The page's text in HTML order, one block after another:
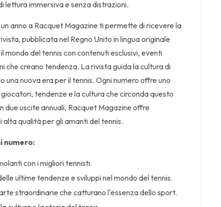
lettura immersiva e senza distrazioni.
anno a Racquet Magazine ti permette di ricevere la
pubblicata nel Regno Unito in lingua originale
mondo del tennis con contenuti esclusivi, eventi
che creano tendenza. La rivista guida la cultura di
una nuova era per il tennis. Ogni numero offre uno
tendenze e la cultura che circonda questo
due uscite annuali, Racquet Magazine offre
alta qualità per gli amanti del tennis.
numero:
con i migliori tennisti.
ultime tendenze e sviluppi nel mondo del tennis.
straordinarie che catturano l'essenza dello sport.